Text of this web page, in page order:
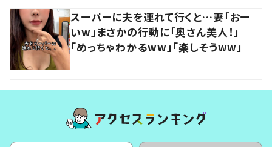
スーパーに夫を連れて行くと…妻「おー
いw」まさかの行動に「奥さん美人！」
「めっちゃわかるww」「楽しそうww」